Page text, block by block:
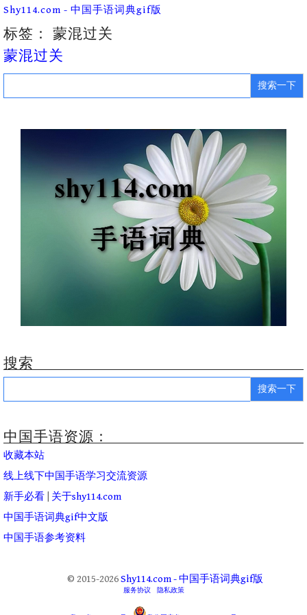
Skip
content
Shy114.com - 中国手语词典gif版
标签： 蒙混过关
蒙混过关
Search
搜索
Search
中国手语资源：
收藏本站
线上线下中国手语学习交流资源
新手必看
关于shy114.com
中国手语词典gif中文版
中国手语参考资料
© 2015-2026Shy114.com - 中国手语词典gif版
服务协议 隐私政策